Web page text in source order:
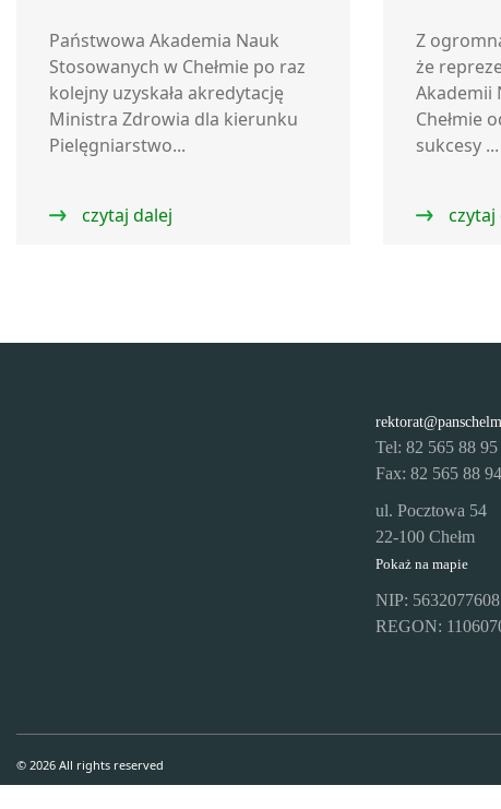
Państwowa Akademia Nauk
Stosowanych w Chełmie po raz
kolejny uzyskała akredytację
Ministra Zdrowia dla kierunku
Pielęgniarstwo...
czytaj dalej
Z
że
Akademii
Chełmie
sukcesy ...
czytaj
Tel: 82 565 88 95
Fax: 82 565 88 94
ul. Pocztowa 54
22-100 Chełm
Pokaż na mapie
NIP: 5632077608
REGON:
© 2026 All rights reserved